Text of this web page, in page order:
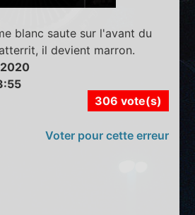
blanc saute sur l'avant du
il devient marron.
306 vote(s)
Voter pour cette erreur